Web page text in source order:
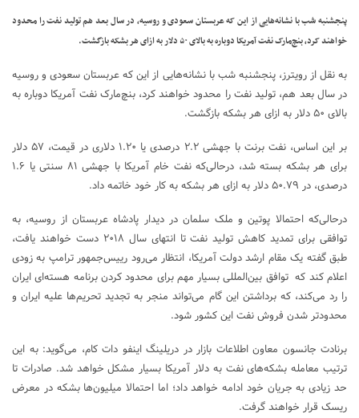
پنجشنبه شب با نشانه‌هایی از این که عربستان سعودی و روسیه، در سال بعد هم تولید نفت را محدود
خواهند کرد، بنچ‌مارک نفت آمریکا دوباره به بالای ۵۰ دلار به ازای هر بشکه بازگشت.
به نقل از رویترز، پنجشنبه شب با نشانه‌هایی از این که عربستان سعودی و روسیه
در سال بعد هم، تولید نفت را محدود خواهند کرد، بنچ‌مارک نفت آمریکا دوباره به
بالای ۵۰ دلار به ازای هر بشکه بازگشت.
بر این اساس، نفت برنت با جهشی ۲.۲ درصدی یا ۱.۲۰ دلاری در قیمت، ۵۷ دلار
برای هر بشکه بسته شد، درحالی‌که نفت خام آمریکا با جهشی ۸۱ سنتی یا ۱.۶
درصدی، در ۵۰.۷۹ دلار به ازای هر بشکه به کار خود خاتمه داد.
درحالی‌که احتمالا پوتین و ملک سلمان در دیدار پادشاه عربستان از روسیه، به
توافقی برای تمدید کاهش تولید نفت تا انتهای سال ۲۰۱۸ دست خواهند یافت،
طبق گفته یک مقام ارشد دولت آمریکا، انتظار می‌رود رییس‌جمهور ترامپ به زودی
اعلام کند که توافق بین‌المللی بسیار مهم برای محدود کردن برنامه هسته‌ای ایران
را رد می‌کند، که برداشتن این گام می‌تواند منجر به تجدید تحریم‌ها علیه ایران و
محدودتر شدن فروش نفت این کشور شود.
برنادت جانسون معاون اطلاعات بازار در دریلینگ اینفو دات کام، می‌گوید: به این
ترتیب معامله بشکه‌های نفت به دلار آمریکا بسیار مشکل خواهد شد. صادرات تا
حد زیادی به جریان خود ادامه خواهد داد؛ اما احتمالا میلیون‌ها بشکه در معرض
ریسک قرار خواهند گرفت.